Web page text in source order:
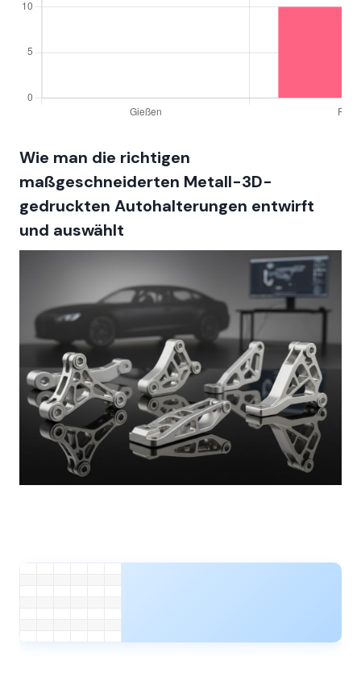
Wie man die richtigen
maßgeschneiderten Metall-3D-
gedruckten Autohalterungen entwirft
und auswählt